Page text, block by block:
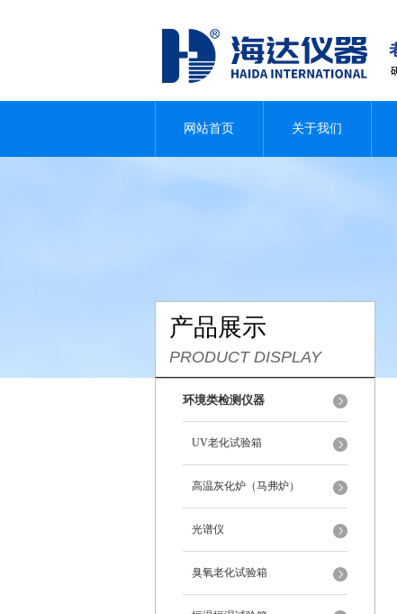
网站首页 关于我们
产品展示
PRODUCT DISPLAY
环境类检测仪器
UV老化试验箱
高温灰化炉（马弗炉）
光谱仪
臭氧老化试验箱